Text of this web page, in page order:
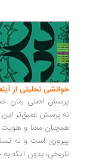
تحلیلی از آینه‌های
اصلی رمان صرفاً
عمیق‌تر این است:
معنا و هویت خود را
است و نه تسلیم.
بدون آنکه به خیانت،